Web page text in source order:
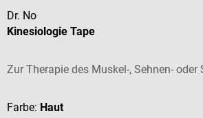
Dr. No
Kinesiologie Tape
Zur Therapie des Muskel-, Sehnen-
Farbe: Haut